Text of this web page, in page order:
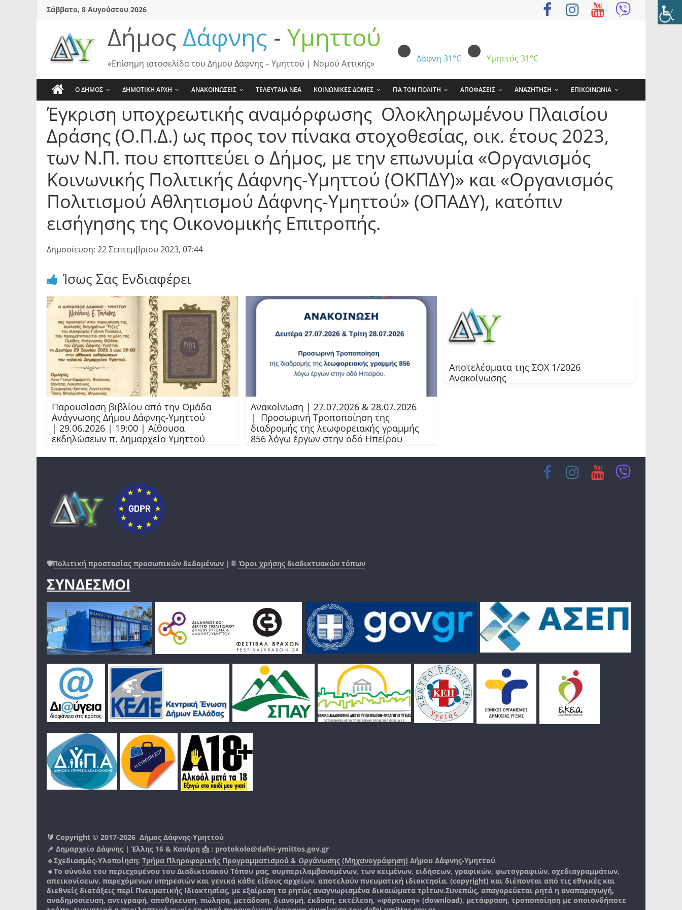
SkipΣάββατο, 8 Αυγούστου 2026
Δήμος Δάφνης - Υμηττού
Δάφνη 31°C Υμηττός 31°C
«Επίσημη ιστοσελίδα του Δήμου Δάφνης – Υμηττού | Νομού Αττικής»
Ο ΔΗΜΟΣ ΔΗΜΟΤΙΚΗ ΑΡΧΗ ΑΝΑΚΟΙΝΩΣΕΙΣ ΤΕΛΕΥΤΑΙΑ ΝΕΑ ΚΟΙΝΩΝΙΚΕΣ ΔΟΜΕΣ ΓΙΑ ΤΟΝ ΠΟΛΙΤΗ ΑΠΟΦΑΣΕΙΣ ΑΝΑΖΗΤΗΣΗ ΕΠΙΚΟΙΝΩΝΙΑ
Έγκριση υποχρεωτικής αναμόρφωσης Ολοκληρωμένου Πλαισίου
Δράσης (Ο.Π.Δ.) ως προς τον πίνακα στοχοθεσίας, οικ. έτους 2023,
των Ν.Π. που εποπτεύει ο Δήμος, με την επωνυμία «Οργανισμός
Κοινωνικής Πολιτικής Δάφνης-Υμηττού (ΟΚΠΔΥ)» και «Οργανισμός
Πολιτισμού Αθλητισμού Δάφνης-Υμηττού» (ΟΠΑΔΥ), κατόπιν
εισήγησης της Οικονομικής Επιτροπής.
Δημοσίευση: 22 Σεπτεμβρίου 2023, 07:44
Ίσως Σας Ενδιαφέρει
Παρουσίαση βιβλίου από την Ομάδα
Ανάγνωσης Δήμου Δάφνης-Υμηττού
| 29.06.2026 | 19:00 | Αίθουσα
εκδηλώσεων π. Δημαρχείο Υμηττού
Ανακοίνωση | 27.07.2026 & 28.07.2026
| Προσωρινή Τροποποίηση της
διαδρομής της λεωφορειακής γραμμής
856 λόγω έργων στην οδό Ηπείρου
Αποτελέσματα της ΣΟΧ 1/2026
Ανακοίνωσης
🛡️Πολιτική προστασίας προσωπικών δεδομένων |📄 Όροι χρήσης διαδικτυακών τόπων
ΣΥΝΔΕΣΜΟΙ
🔰 Copyright © 2017-2026 Δήμος Δάφνης-Υμηττού
📌 Δημαρχείο Δάφνης | Έλλης 16 & Κανάρη 📩 : protokolo@dafni-ymittos.gov.gr
🔹Σχεδιασμός-Υλοποίηση: Τμήμα Πληροφορικής Προγραμματισμού & Οργάνωσης (Μηχανογράφηση) Δήμου Δάφνης-Υμηττού
🔸Το σύνολο του περιεχομένου του Διαδικτυακού Τόπου μας, συμπεριλαμβανομένων, των κειμένων, ειδήσεων, γραφικών, φωτογραφιών, σχεδιαγραμμάτων,
απεικονίσεων, παρεχόμενων υπηρεσιών και γενικά κάθε είδους αρχείων, αποτελούν πνευματική ιδιοκτησία, (copyright) και διέπονται από τις εθνικές και
διεθνείς διατάξεις περί Πνευματικής Ιδιοκτησίας, με εξαίρεση τα ρητώς αναγνωρισμένα δικαιώματα τρίτων.Συνεπώς, απαγορεύεται ρητά η αναπαραγωγή,
αναδημοσίευση, αντιγραφή, αποθήκευση, πώληση, μετάδοση, διανομή, έκδοση, εκτέλεση, «φόρτωση» (download), μετάφραση, τροποποίηση με οποιονδήποτε